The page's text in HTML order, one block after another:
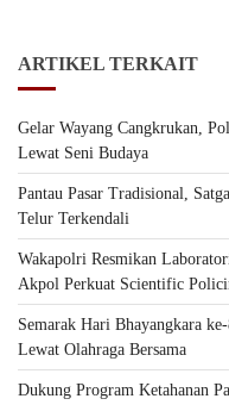
ARTIKEL TERKAIT
Gelar Wayang Cangkrukan,
Lewat Seni Budaya
Pantau Pasar Tradisional,
Telur Terkendali
Wakapolri Resmikan
Akpol Perkuat Scientific
Semarak Hari Bhayangkara
Lewat Olahraga Bersama
Dukung Program Ketahanan